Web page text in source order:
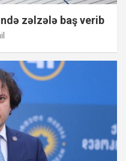
zəlzələ baş verib